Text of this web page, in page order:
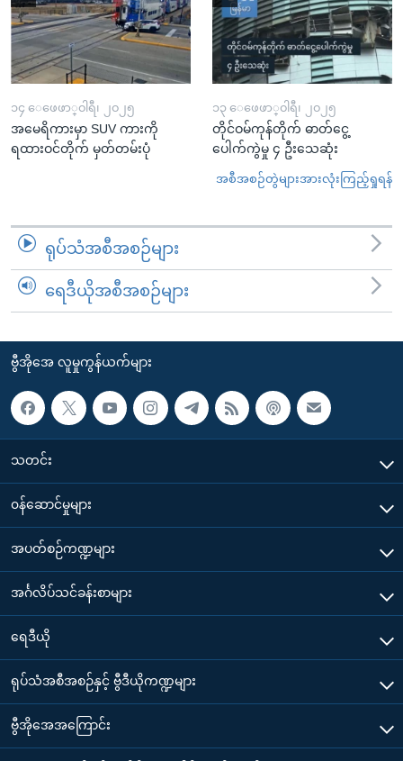
၁၄ ေဖေဖာ္၀ါရီ၊ ၂၀၂၅
အမေရိကားမှာ SUV ကားကို
ရထားဝင်တိုက် မှတ်တမ်းပုံ
၁၃ ေဖေဖာ္၀ါရီ၊ ၂၀၂၅
တိုင်ဝမ်ကုန်တိုက် ဓာတ်ငွေ့
ပေါက်ကွဲမှု ၄ ဦးသေဆုံး
အစီအစဉ်တွဲများအားလုံးကြည့်ရှုရန်
ရုပ်သံအစီအစဉ်များ
ရေဒီယိုအစီအစဉ်များ
ဗွီအိုအေ လူမှုကွန်ယက်များ
သတင်း
၀န်ဆောင်မှုများ
အပတ်စဉ်ကဏ္ဍများ
အင်္ဂလိပ်သင်ခန်းစာများ
ရေဒီယို
ရုပ်သံအစီအစဉ်နှင့် ဗွီဒီယိုကဏ္ဍများ
ဗွီအိုအေအကြောင်း